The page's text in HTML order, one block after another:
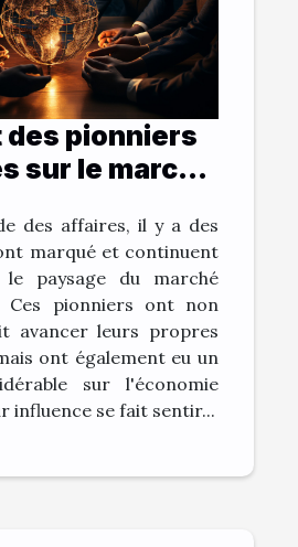
des pionniers
sur le marché
des affaires, il y a des
marqué et continuent
paysage du marché
Ces pionniers ont non
avancer leurs propres
ont également eu un
sur l'économie
influence se fait sentir...